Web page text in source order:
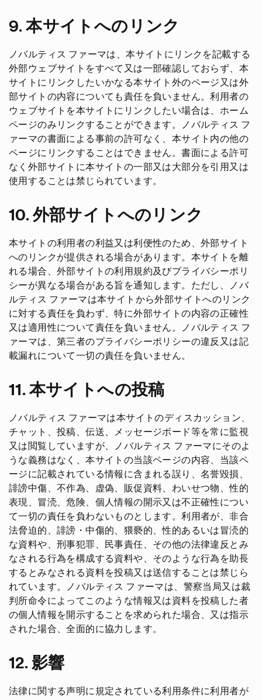
9. 本サイトへのリンク
ノバルティス ファーマは、本サイトにリンクを記載する
外部ウェブサイトをすべて又は一部確認しておらず、本
サイトにリンクしたいかなる本サイト外のページ又は外
部サイトの内容についても責任を負いません。利用者の
ウェブサイトを本サイトにリンクしたい場合は、ホーム
ページのみリンクすることができます。ノバルティス フ
ァーマの書面による事前の許可なく、本サイト内の他の
ページにリンクすることはできません。書面による許可
なく外部サイトに本サイトの一部又は大部分を引用又は
使用することは禁じられています。
10. 外部サイトへのリンク
本サイトの利用者の利益又は利便性のため、外部サイト
へのリンクが提供される場合があります。本サイトを離
れる場合、外部サイトの利用規約及びプライバシーポリ
シーが異なる場合がある旨を通知します。ただし、ノバ
ルティス ファーマは本サイトから外部サイトへのリンク
に対する責任を負わず、特に外部サイトの内容の正確性
又は適用性について責任を負いません。ノバルティス フ
ァーマは、第三者のプライバシーポリシーの違反又は記
載漏れについて一切の責任を負いません。
11. 本サイトへの投稿
ノバルティス ファーマは本サイトのディスカッション、
チャット、投稿、伝送、メッセージボード等を常に監視
又は閲覧していますが、ノバルティス ファーマにそのよ
うな義務はなく、本サイトの当該ページの内容、当該ペ
ージに記載されている情報に含まれる誤り、名誉毀損、
誹謗中傷、不作為、虚偽、販促資料、わいせつ物、性的
表現、冒涜、危険、個人情報の開示又は不正確性につい
て一切の責任を負わないものとします。利用者が、非合
法脅迫的、誹謗・中傷的、猥褻的、性的あるいは冒涜的
な資料や、刑事犯罪、民事責任、その他の法律違反とみ
なされる行為を構成する資料や、そのような行為を助長
するとみなされる資料を投稿又は送信することは禁じら
れています。ノバルティス ファーマは、警察当局又は裁
判所命令によってこのような情報又は資料を投稿した者
の個人情報を開示することを求められた場合、又は指示
された場合、全面的に協力します。
12. 影響
法律に関する声明に規定されている利用条件に利用者が